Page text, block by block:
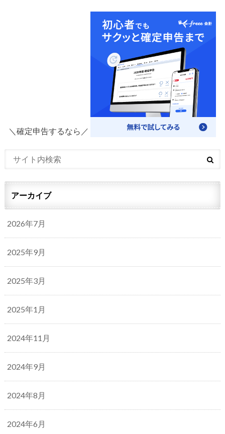
＼確定申告するなら／
アーカイブ
2026年7月
2025年9月
2025年3月
2025年1月
2024年11月
2024年9月
2024年8月
2024年6月